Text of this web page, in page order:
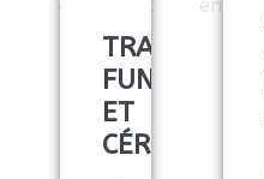
TRANSPORT
FUNÉRAIRE
ET
CÉRÉMONIE